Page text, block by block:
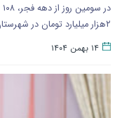
۲هزار میلیارد تومان در شهرستان مشکین‌شهر با…
۱۴ بهمن ۱۴۰۴